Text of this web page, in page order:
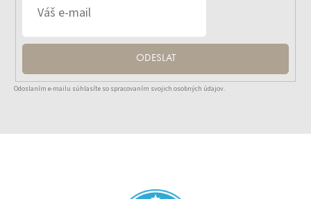
ODESLAT
Odoslaním e-mailu súhlasíte so spracovaním svojich osobných údajov.